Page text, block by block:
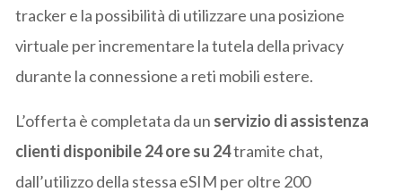
tracker e la possibilità di utilizzare una posizione
virtuale per incrementare la tutela della privacy
durante la connessione a reti mobili estere.
L’offerta è completata da un servizio di assistenza
clienti disponibile 24 ore su 24tramite chat,
dall’utilizzo della stessa eSIM per oltre 200